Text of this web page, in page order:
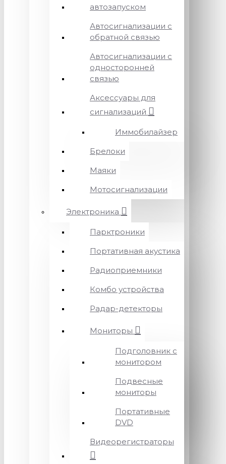
автозапуском
Автосигнализации с
обратной связью
Автосигнализации с
односторонней
связью
Аксессуары для
сигнализаций
Иммобилайзер
Брелоки
Маяки
Мотосигнализации
Электроника
Парктроники
Портативная акустика
Радиоприемники
Комбо устройства
Радар-детекторы
Мониторы
Подголовник с
монитором
Подвесные
мониторы
Портативные
DVD
Видеорегистраторы